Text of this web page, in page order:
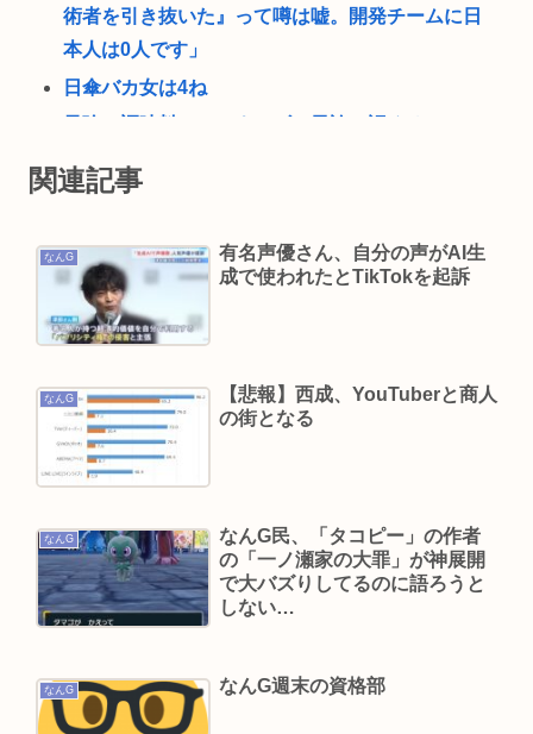
術者を引き抜いた』って噂は嘘。開発チームに日
本人は0人です」
日傘バカ女は4ね
【急募】嫁の実家でやるべきこと
中2男子、野球部の練習中に頭部を強打しCT検査
学生死亡
千葉駅→とみ田、杉田家、蒙古タンメン、二郎、
一蘭、武蔵家、雷、ラーショ、一風堂etc…ラーメ
😱 経験人数は夫・1人だけ。制服の似合う美少女
が…
"テレビ大好き"高齢者の「テレビ離れ」が始まっ
VIVANTってなに？
中居正広が熊本地震被災地に人知れず多額寄付
関連記事
なんG
有名声優さん、自分の声がAI生
成で使われたとTikTokを起訴
なんG
【悲報】西成、YouTuberと商人
の街となる
なんG
なんG民、「タコピー」の作者
の「一ノ瀬家の大罪」が神展開
で大バズりしてるのに語ろうと
しない…
なんG なんG週末の資格部